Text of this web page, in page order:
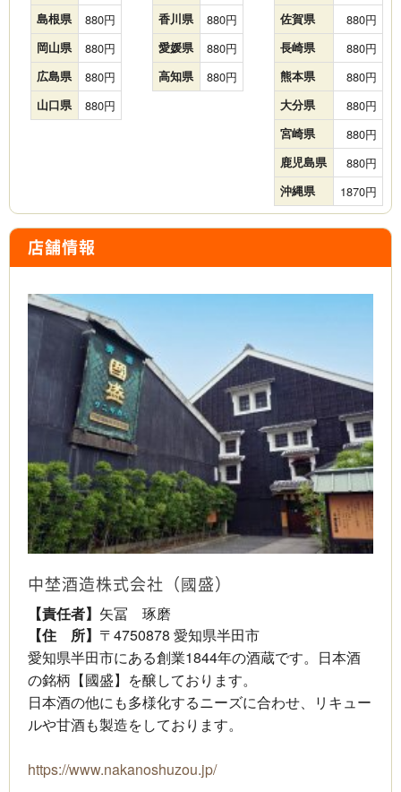
島根県 880
岡山県 880
広島県 880
山口県 880
香川県 880
愛媛県 880
高知県 880
佐賀県 880
長崎県 880
熊本県 880
大分県 880
宮崎県 880
鹿児島県 880
沖縄県 1870
店舗情報
中埜酒造株式会社（國盛）
【責任者】 矢冨 琢磨
【住 所】 〒4750878 愛知県半田市
愛知県半田市にある創業1844年の酒蔵です。日本酒
の銘柄【國盛】を醸しております。
日本酒の他にも多様化するニーズに合わせ、リキュー
ルや甘酒も製造をしております。
https://www.nakanoshuzou.jp/